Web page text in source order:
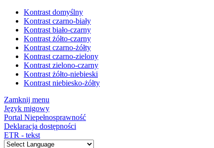
Kontrast domyślny
Kontrast czarno-biały
Kontrast biało-czarny
Kontrast żółto-czarny
Kontrast czarno-żółty
Kontrast czarno-zielony
Kontrast zielono-czarny
Kontrast żółto-niebieski
Kontrast niebiesko-żółty
Zamknij menu
Język migowy
Portal Niepełnosprawność
Deklaracja dostępności
ETR - tekst